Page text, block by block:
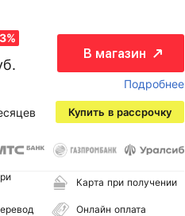
В магазин
Подробнее
Купить в рассрочку
Карта при получении
Онлайн оплата